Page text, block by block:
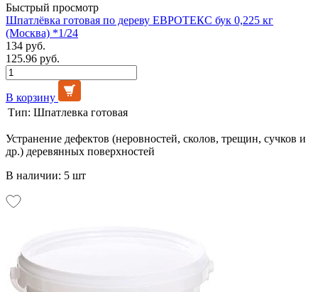
Быстрый просмотр
Шпатлёвка готовая по дереву ЕВРОТЕКС бук 0,225 кг
(Москва) *1/24
134 руб.
125.96 руб.
В корзину
Тип: Шпатлевка готовая
Устранение дефектов (неровностей, сколов, трещин, сучков и
др.) деревянных поверхностей
В наличии: 5 шт